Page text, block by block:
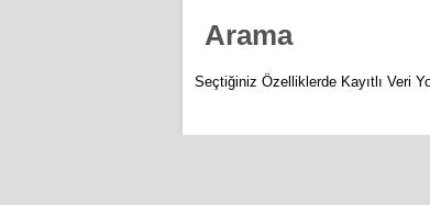
Arama
Seçtiğiniz Özelliklerde Kayıtlı Veri